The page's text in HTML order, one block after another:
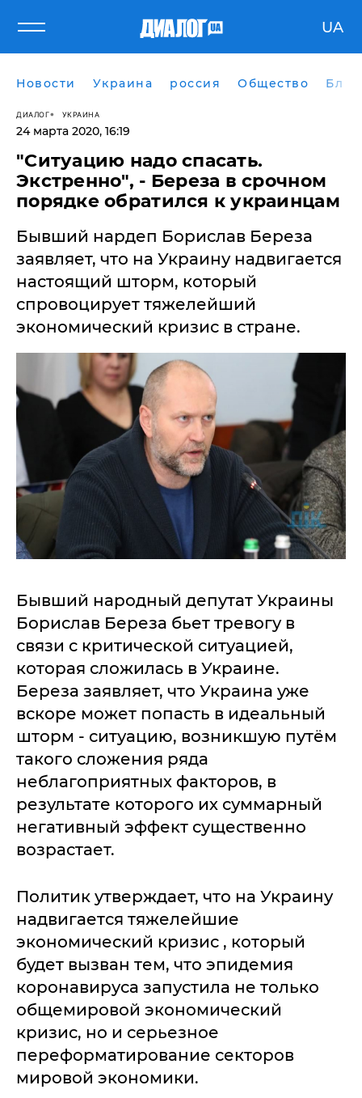
UA
Новости Украина россия Общество
ДИАЛОГ УКРАИНА
24 марта 2020, 16:19
"Ситуацию надо спасать.
Экстренно", - Береза в срочном
порядке обратился к украинцам
​Бывший нардеп Борислав Береза
заявляет, что на Украину надвигается
настоящий шторм, который
спровоцирует тяжелейший
экономический кризис в стране.
Бывший народный депутат Украины
Борислав Береза бьет тревогу в
связи с критической ситуацией,
которая сложилась в Украине.
Береза заявляет, что Украина уже
вскоре может попасть в идеальный
шторм - ситуацию, возникшую путём
такого сложения ряда
неблагоприятных факторов, в
результате которого их суммарный
негативный эффект существенно
возрастает.
Политик утверждает, что на Украину
надвигается тяжелейшие
экономический кризис , который
будет вызван тем, что эпидемия
коронавируса запустила не только
общемировой экономический
кризис, но и серьезное
переформатирование секторов
мировой экономики.